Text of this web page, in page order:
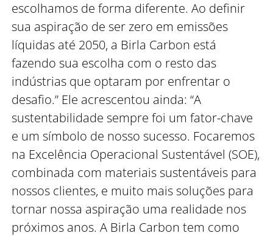
escolhamos de forma diferente. Ao definir
sua aspiração de ser zero em emissões
líquidas até 2050, a Birla Carbon está
fazendo sua escolha com o resto das
indústrias que optaram por enfrentar o
desafio.” Ele acrescentou ainda: “A
sustentabilidade sempre foi um fator-chave
e um símbolo de nosso sucesso. Focaremos
na Excelência Operacional Sustentável (SOE),
combinada com materiais sustentáveis para
nossos clientes, e muito mais soluções para
tornar nossa aspiração uma realidade nos
próximos anos. A Birla Carbon tem como